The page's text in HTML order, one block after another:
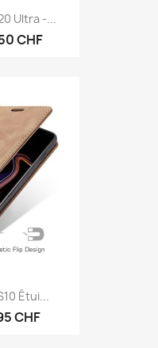
Ultra -...
CHF
Étui...
CHF